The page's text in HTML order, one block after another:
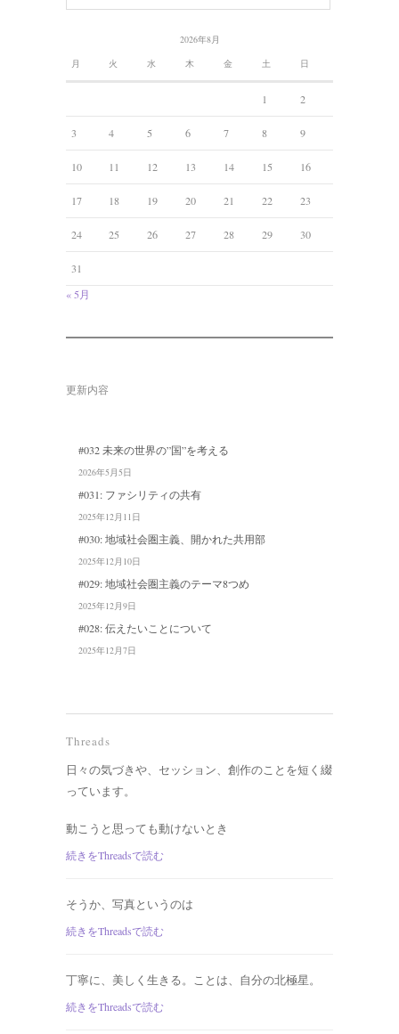
2026年8月
月 火 水 木 金 土 日
1 2
3 4 5 6 7 8 9
10 11 12 13 14 15 16
17 18 19 20 21 22 23
24 25 26 27 28 29 30
31
« 5月
更新内容
#032 未来の世界の”国”を考える
2026年5月5日
#031: ファシリティの共有
2025年12月11日
#030: 地域社会圏主義、開かれた共用部
2025年12月10日
#029: 地域社会圏主義のテーマ8つめ
2025年12月9日
#028: 伝えたいことについて
2025年12月7日
Threads
日々の気づきや、セッション、創作のことを短く綴
っています。
動こうと思っても動けないとき
続きをThreadsで読む
そうか、写真というのは
続きをThreadsで読む
丁寧に、美しく生きる。ことは、自分の北極星。
続きをThreadsで読む